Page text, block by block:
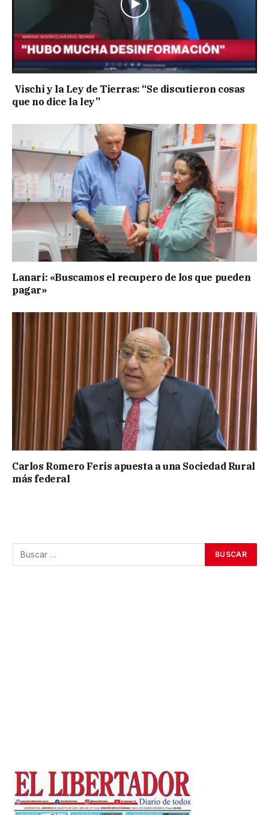
Vischi y la Ley de Tierras: “Se discutieron cosas
que no dice la ley”
Lanari: «Buscamos el recupero de los que pueden
pagar»
Carlos Romero Feris apuesta a una Sociedad Rural
más federal